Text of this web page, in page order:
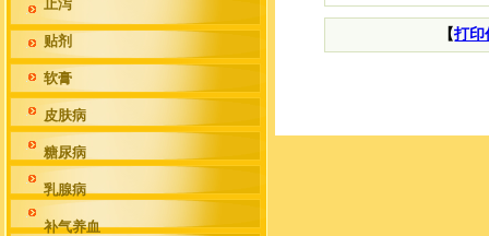
止泻
贴剂
软膏
皮肤病
糖尿病
乳腺病
补气养血
【打印